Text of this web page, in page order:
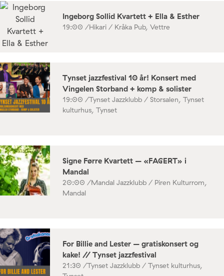
Ingeborg Sollid Kvartett + Ella & Esther
19:00 /Hikari / Kråka Pub, Vettre
Tynset jazzfestival 10 år! Konsert med
Vingelen Storband + komp & solister
19:00 /Tynset Jazzklubb / Storsalen, Tynset
kulturhus, Tynset
Signe Førre Kvartett – «FAGERT» i
Mandal
20:00 /Mandal Jazzklubb / Piren Kulturrom,
Mandal
For Billie and Lester – gratiskonsert og
kake! // Tynset jazzfestival
21:30 /Tynset Jazzklubb / Tynset kulturhus,